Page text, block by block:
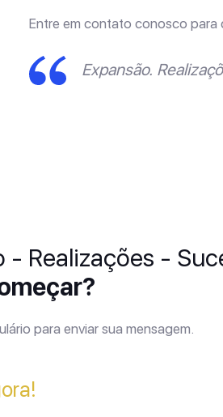
Entre em contato conosco para
Expansão.
- Realizações -
para enviar sua mensagem.